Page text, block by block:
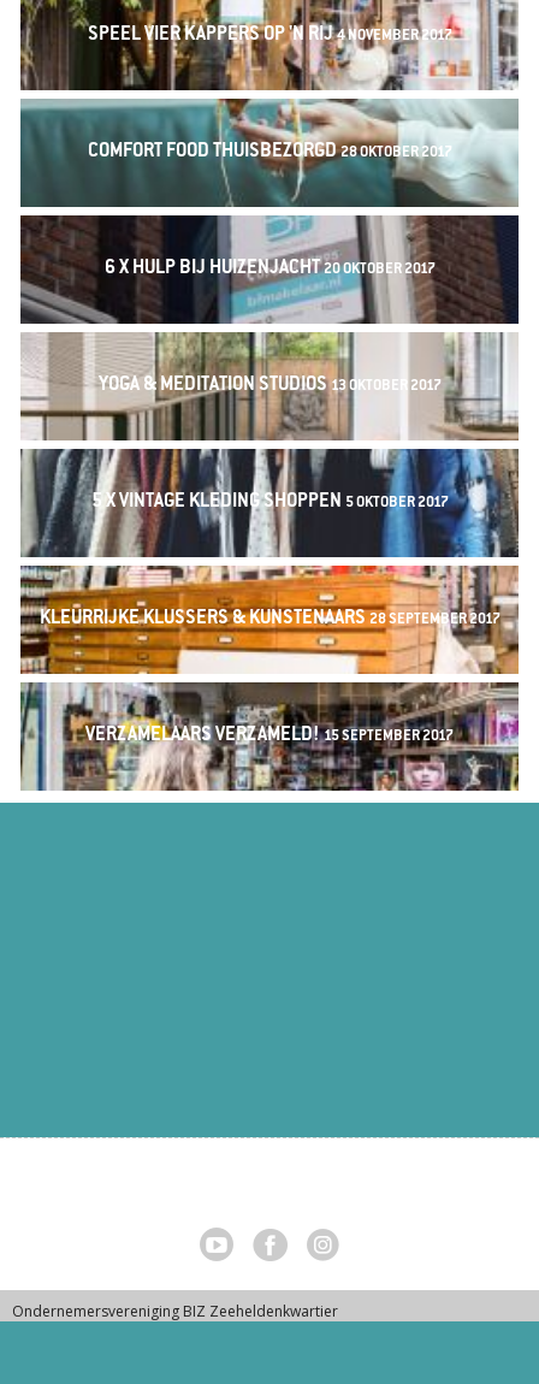
SPEEL VIER KAPPERS OP 'N RIJ 4 NOVEMBER 2017
COMFORT FOOD THUISBEZORGD 28 OKTOBER 2017
6 X HULP BIJ HUIZENJACHT 20 OKTOBER 2017
YOGA & MEDITATION STUDIOS 13 OKTOBER 2017
5 X VINTAGE KLEDING SHOPPEN 5 OKTOBER 2017
KLEURRIJKE KLUSSERS & KUNSTENAARS 28 SEPTEMBER 2017
VERZAMELAARS VERZAMELD! 15 SEPTEMBER 2017
Ondernemersvereniging BIZ Zeeheldenkwartier